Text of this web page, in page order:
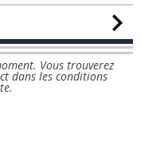
Vous trouverez
dans les conditions